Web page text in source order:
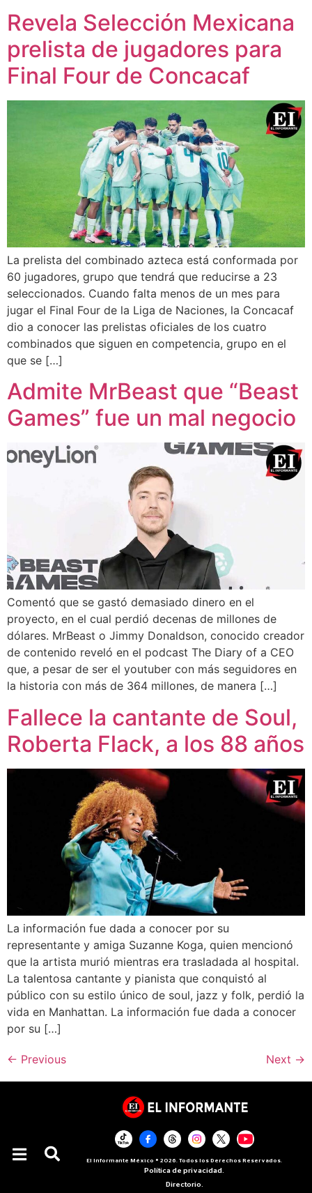
Revela Selección Mexicana
prelista de jugadores para
Final Four de Concacaf
La prelista del combinado azteca está conformada por
60 jugadores, grupo que tendrá que reducirse a 23
seleccionados. Cuando falta menos de un mes para
jugar el Final Four de la Liga de Naciones, la Concacaf
dio a conocer las prelistas oficiales de los cuatro
combinados que siguen en competencia, grupo en el
que se […]
Admite MrBeast que “Beast
Games” fue un mal negocio
Comentó que se gastó demasiado dinero en el
proyecto, en el cual perdió decenas de millones de
dólares. MrBeast o Jimmy Donaldson, conocido creador
de contenido reveló en el podcast The Diary of a CEO
que, a pesar de ser el youtuber con más seguidores en
la historia con más de 364 millones, de manera […]
Fallece la cantante de Soul,
Roberta Flack, a los 88 años
La información fue dada a conocer por su
representante y amiga Suzanne Koga, quien mencionó
que la artista murió mientras era trasladada al hospital.
La talentosa cantante y pianista que conquistó al
público con su estilo único de soul, jazz y folk, perdió la
vida en Manhattan. La información fue dada a conocer
por su […]
← Previous Next →
El Informante México ® 2026. Todos los Derechos Reservados.
Política de privacidad.
Directorio.